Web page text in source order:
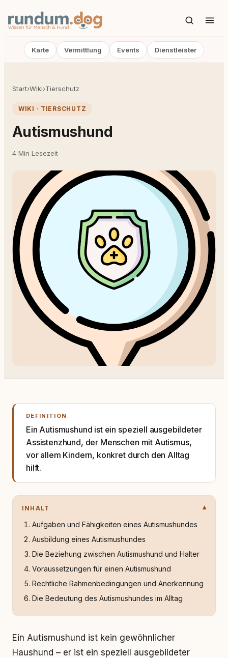
Karte Vermittlung Events Dienstleister
Start›Wiki›Tierschutz
WIKI · TIERSCHUTZ
Autismushund
4 Min Lesezeit
DEFINITION
Ein Autismushund ist ein speziell ausgebildeter
Assistenzhund, der Menschen mit Autismus,
vor allem Kindern, konkret durch den Alltag
hilft.
INHALT
Aufgaben und Fähigkeiten eines Autismushundes
Ausbildung eines Autismushundes
Die Beziehung zwischen Autismushund und Halter
Voraussetzungen für einen Autismushund
Rechtliche Rahmenbedingungen und Anerkennung
Die Bedeutung des Autismushundes im Alltag
Ein Autismushund ist kein gewöhnlicher
Haushund – er ist ein speziell ausgebildeter